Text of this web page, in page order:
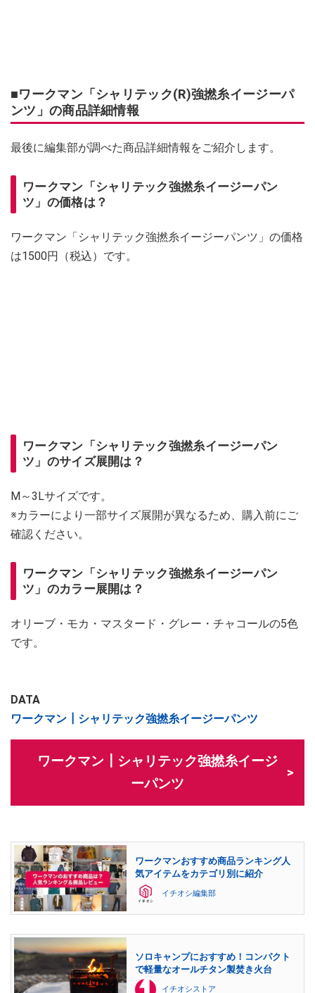
■ワークマン「シャリテック(R)強撚糸イージーパ
ンツ」の商品詳細情報
最後に編集部が調べた商品詳細情報をご紹介します。
ワークマン「シャリテック強撚糸イージーパン
ツ」の価格は？
ワークマン「シャリテック強撚糸イージーパンツ」の価格
は1500円（税込）です。
ワークマン「シャリテック強撚糸イージーパン
ツ」のサイズ展開は？
M～3Lサイズです。
※カラーにより一部サイズ展開が異なるため、購入前にご
確認ください。
ワークマン「シャリテック強撚糸イージーパン
ツ」のカラー展開は？
オリーブ・モカ・マスタード・グレー・チャコールの5色
です。
DATA
ワークマン┃シャリテック強撚糸イージーパンツ
ワークマン┃シャリテック強撚糸イージ
ーパンツ
ワークマンおすすめ商品ランキング人
気アイテムをカテゴリ別に紹介
イチオシ編集部
ソロキャンプにおすすめ！コンパクト
で軽量なオールチタン製焚き火台
イチオシストア